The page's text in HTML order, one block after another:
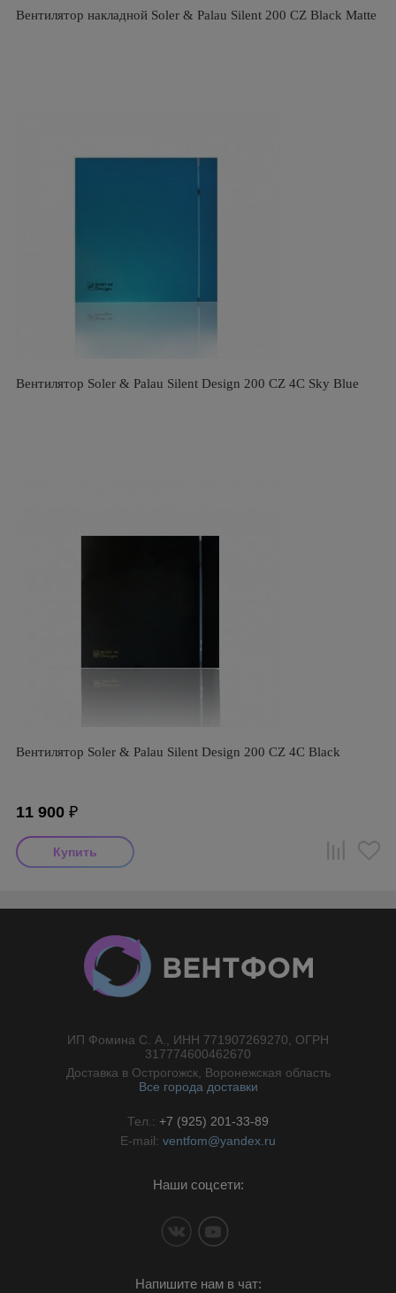
Вентилятор накладной Soler & Palau Silent 200 CZ Black Matte
Вентилятор Soler & Palau Silent Design 200 CZ 4C Sky Blue
Вентилятор Soler & Palau Silent Design 200 CZ 4C Black
11 900 ₽
ИП Фомина С. А., ИНН 771907269270, ОГРН
317774600462670
Доставка в Острогожск, Воронежская область
Все города доставки
Тел.: +7 (925) 201-33-89
E-mail: ventfom@yandex.ru
Наши соцсети:
Напишите нам в чат: